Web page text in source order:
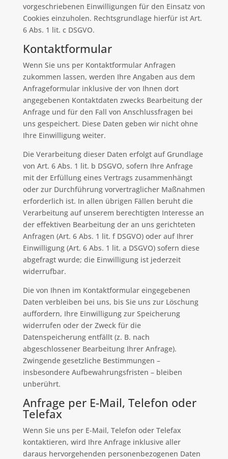
vorgeschriebenen Einwilligungen für den Einsatz von
Cookies einzuholen. Rechtsgrundlage hierfür ist Art.
6 Abs. 1 lit. c DSGVO.
Kontaktformular
Wenn Sie uns per Kontaktformular Anfragen
zukommen lassen, werden Ihre Angaben aus dem
Anfrageformular inklusive der von Ihnen dort
angegebenen Kontaktdaten zwecks Bearbeitung der
Anfrage und für den Fall von Anschlussfragen bei
uns gespeichert. Diese Daten geben wir nicht ohne
Ihre Einwilligung weiter.
Die Verarbeitung dieser Daten erfolgt auf Grundlage
von Art. 6 Abs. 1 lit. b DSGVO, sofern Ihre Anfrage
mit der Erfüllung eines Vertrags zusammenhängt
oder zur Durchführung vorvertraglicher Maßnahmen
erforderlich ist. In allen übrigen Fällen beruht die
Verarbeitung auf unserem berechtigten Interesse an
der effektiven Bearbeitung der an uns gerichteten
Anfragen (Art. 6 Abs. 1 lit. f DSGVO) oder auf Ihrer
Einwilligung (Art. 6 Abs. 1 lit. a DSGVO) sofern diese
abgefragt wurde; die Einwilligung ist jederzeit
widerrufbar.
Die von Ihnen im Kontaktformular eingegebenen
Daten verbleiben bei uns, bis Sie uns zur Löschung
auffordern, Ihre Einwilligung zur Speicherung
widerrufen oder der Zweck für die
Datenspeicherung entfällt (z. B. nach
abgeschlossener Bearbeitung Ihrer Anfrage).
Zwingende gesetzliche Bestimmungen –
insbesondere Aufbewahrungsfristen – bleiben
unberührt.
Anfrage per E-Mail, Telefon oder
Telefax
Wenn Sie uns per E-Mail, Telefon oder Telefax
kontaktieren, wird Ihre Anfrage inklusive aller
daraus hervorgehenden personenbezogenen Daten